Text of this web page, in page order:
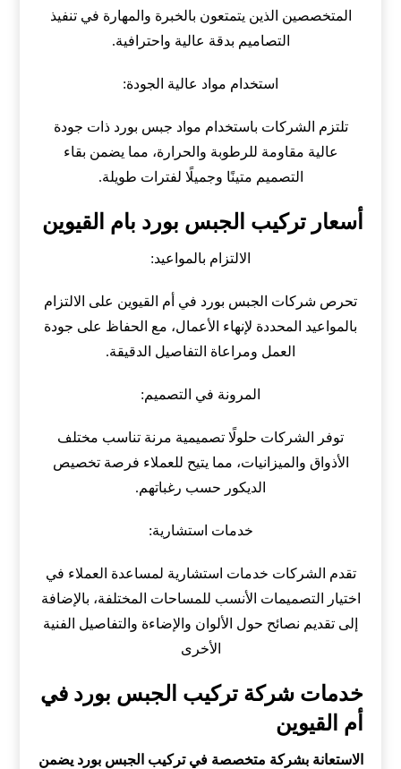
المتخصصين الذين يتمتعون بالخبرة والمهارة في تنفيذ
التصاميم بدقة عالية واحترافية.
استخدام مواد عالية الجودة:
تلتزم الشركات باستخدام مواد جبس بورد ذات جودة
عالية مقاومة للرطوبة والحرارة، مما يضمن بقاء
التصميم متينًا وجميلًا لفترات طويلة.
أسعار تركيب الجبس بورد بام القيوين
الالتزام بالمواعيد:
تحرص شركات الجبس بورد في أم القيوين على الالتزام
بالمواعيد المحددة لإنهاء الأعمال، مع الحفاظ على جودة
العمل ومراعاة التفاصيل الدقيقة.
المرونة في التصميم:
توفر الشركات حلولًا تصميمية مرنة تناسب مختلف
الأذواق والميزانيات، مما يتيح للعملاء فرصة تخصيص
الديكور حسب رغباتهم.
خدمات استشارية:
تقدم الشركات خدمات استشارية لمساعدة العملاء في
اختيار التصميمات الأنسب للمساحات المختلفة، بالإضافة
إلى تقديم نصائح حول الألوان والإضاءة والتفاصيل الفنية
الأخرى
خدمات شركة تركيب الجبس بورد في
أم القيوين
الاستعانة بشركة متخصصة في تركيب الجبس بورد يضمن